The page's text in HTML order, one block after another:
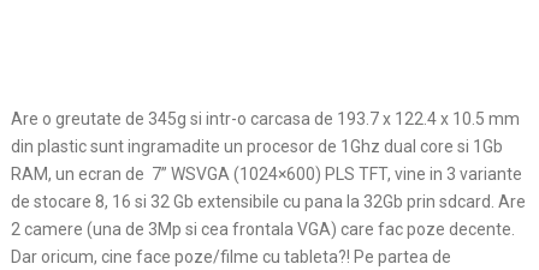
Are o greutate de 345g si intr-o carcasa de 193.7 x 122.4 x 10.5 mm
din plastic sunt ingramadite un procesor de 1Ghz dual core si 1Gb
RAM, un ecran de 7” WSVGA (1024×600) PLS TFT, vine in 3 variante
de stocare 8, 16 si 32 Gb extensibile cu pana la 32Gb prin sdcard. Are
2 camere (una de 3Mp si cea frontala VGA) care fac poze decente.
Dar oricum, cine face poze/filme cu tableta?! Pe partea de